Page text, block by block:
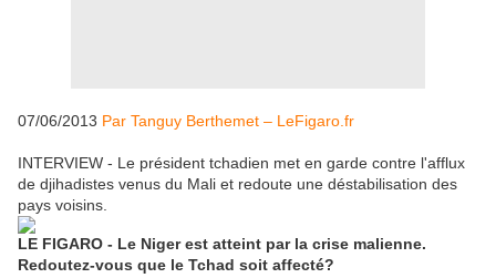
07/06/2013 Par Tanguy Berthemet – LeFigaro.fr
INTERVIEW - Le président tchadien met en garde contre l'afflux
de djihadistes venus du Mali et redoute une déstabilisation des
pays voisins.
LE FIGARO - Le Niger est atteint par la crise malienne.
Redoutez-vous que le Tchad soit affecté?